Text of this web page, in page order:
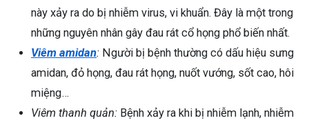
này xảy ra do bị nhiễm virus, vi khuẩn. Đây là một trong
những nguyên nhân gây đau rát cổ họng phổ biến nhất.
Viêm amidan: Người bị bệnh thường có dấu hiệu sưng
amidan, đỏ họng, đau rát họng, nuốt vướng, sốt cao, hôi
miệng…
Viêm thanh quản: Bệnh xảy ra khi bị nhiễm lạnh, nhiễm